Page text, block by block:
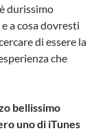
durissimo
a cosa dovresti
di essere la
che
bellissimo
uno di iTunes